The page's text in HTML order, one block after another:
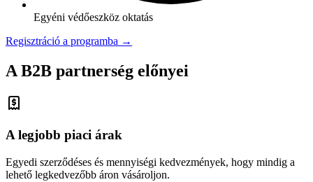
Egyéni védőeszköz oktatás
Regisztráció a programba →
A B2B partnerség előnyei
A legjobb piaci árak
Egyedi szerződéses és mennyiségi kedvezmények, hogy mindig a
lehető legkedvezőbb áron vásároljon.